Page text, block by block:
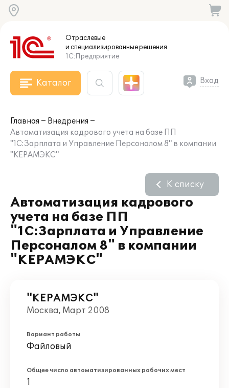
Отраслевые
и специализированныерешения
1С:Предприятие
Каталог Вход
Главная
Внедрения
Автоматизация кадрового учета на базе ПП
"1С:Зарплата и Управление Персоналом 8" в компании
"КЕРАМЭКС"
Автоматизация кадрового
учета на базе ПП
"1С:Зарплата и Управление
Персоналом 8" в компании
"КЕРАМЭКС"
К списку
"КЕРАМЭКС"
Москва, Март 2008
Вариант работы
Файловый
Общее число автоматизированных рабочих мест
1